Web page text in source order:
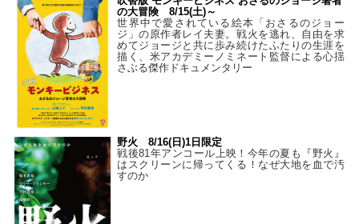
の大冒険 8/15(土)～
世界中で愛されている絵本「おさるのジョー
ジ」の原作者レイ夫妻。戦火を逃れ、自由を求
めてジョージと共に歩み続けたふたりの生涯を
描く、米アカデミーノミネート監督による心揺
さぶる傑作ドキュメンタリー
野火 8/16(日)1日限定
戦後81年アンコール上映！今年の夏も『野火』
はスクリーンに帰ってくる！なぜ大地を血で汚
すのか